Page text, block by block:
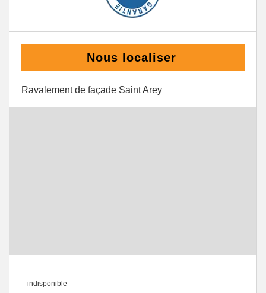
Nous localiser
Ravalement de façade Saint Arey
indisponible